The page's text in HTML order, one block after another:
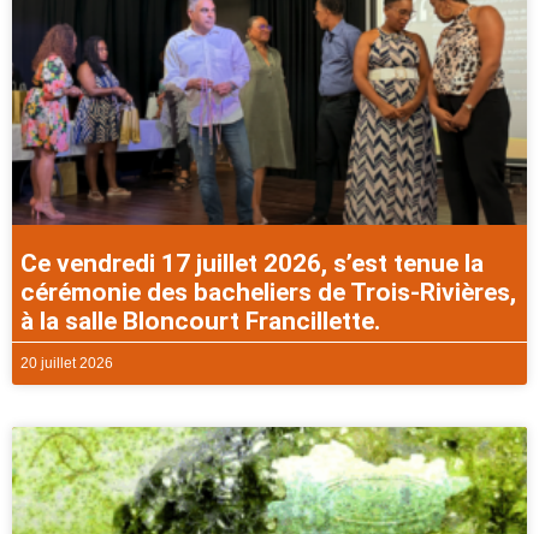
Ce vendredi 17 juillet 2026, s’est tenue la
cérémonie des bacheliers de Trois-Rivières,
à la salle Bloncourt Francillette.
20 juillet 2026